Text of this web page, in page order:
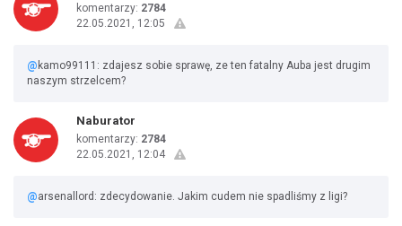
komentarzy: 2784
22.05.2021, 12:05
@ kamo99111: zdajesz sobie sprawę, ze ten fatalny Auba jest drugim
naszym strzelcem?
Naburator
komentarzy: 2784
22.05.2021, 12:04
@arsenallord: zdecydowanie. Jakim cudem nie spadliśmy z ligi?